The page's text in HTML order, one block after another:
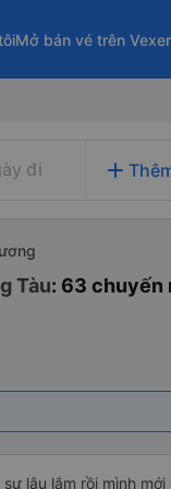
Mở bán vé trên
đi add
Tàu: 63 chuyến
sự lâu lắm rồi mình